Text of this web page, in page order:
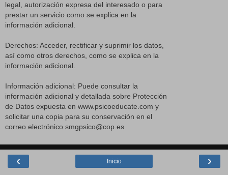
legal, autorización expresa del interesado o para
prestar un servicio como se explica en la
información adicional.
Derechos: Acceder, rectificar y suprimir los datos,
así como otros derechos, como se explica en la
información adicional.
Información adicional: Puede consultar la
información adicional y detallada sobre Protección
de Datos expuesta en www.psicoeducate.com y
solicitar una copia para su conservación en el
correo electrónico smgpsico@cop.es
‹ ›
Inicio